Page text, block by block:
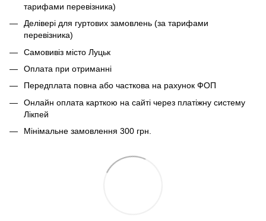
тарифами перевізника)
Делівері для гуртових замовлень (за тарифами
перевізника)
Самовивіз місто Луцьк
Оплата при отриманні
Передплата повна або часткова на рахунок ФОП
Онлайн оплата карткою на сайті через платіжну систему
Лікпей
Мінімальне замовлення 300 грн.